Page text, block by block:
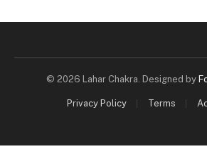
© 2026 Lahar Chakra. Designed by
Privacy Policy Terms